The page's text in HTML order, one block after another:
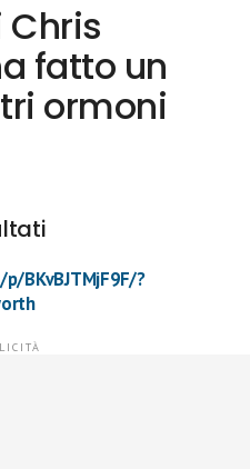
Chris
fatto un
ormoni
BKvBJTMjF9F/?